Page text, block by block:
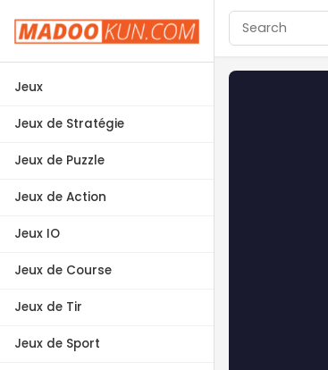
Jeux
Jeux de Stratégie
Jeux de Puzzle
Jeux de Action
Jeux IO
Jeux de Course
Jeux de Tir
Jeux de Sport